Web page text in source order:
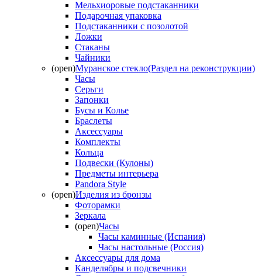
Мельхиоровые подстаканники
Подарочная упаковка
Подстаканники с позолотой
Ложки
Стаканы
Чайники
(open)Муранское стекло(Раздел на реконструкции)
Часы
Серьги
Запонки
Бусы и Колье
Браслеты
Аксессуары
Комплекты
Кольца
Подвески (Кулоны)
Предметы интерьера
Pandora Style
(open)Изделия из бронзы
Фоторамки
Зеркала
(open)Часы
Часы каминные (Испания)
Часы настольные (Россия)
Аксессуары для дома
Канделябры и подсвечники